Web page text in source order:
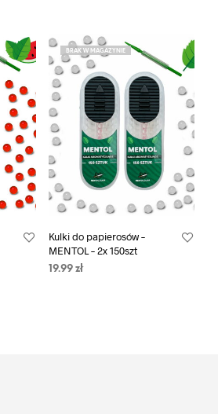
BRAK W MAGAZYNIE
Kulki do papierosów –
MENTOL – 2x 150szt
19.99 zł